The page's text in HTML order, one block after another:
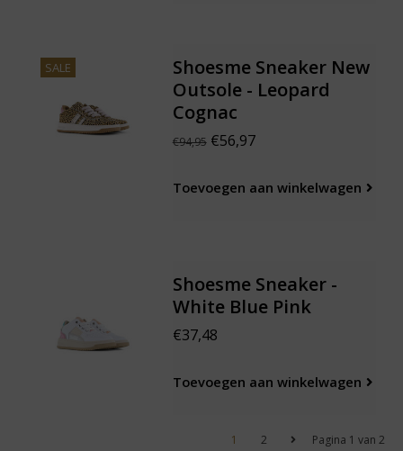
SALE
Shoesme Sneaker New
Outsole - Leopard
Cognac
€94,95€56,97
Toevoegen aan winkelwagen
Shoesme Sneaker -
White Blue Pink
€37,48
Toevoegen aan winkelwagen
Pagina 1 van 2
1 2